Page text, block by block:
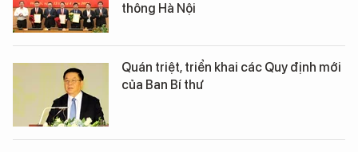
thông Hà Nội
Quán triệt, triển khai các Quy định mới
của Ban Bí thư